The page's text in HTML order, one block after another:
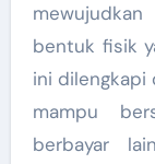
bentuk fisik
ini dilengkapi
mampu
berbayar